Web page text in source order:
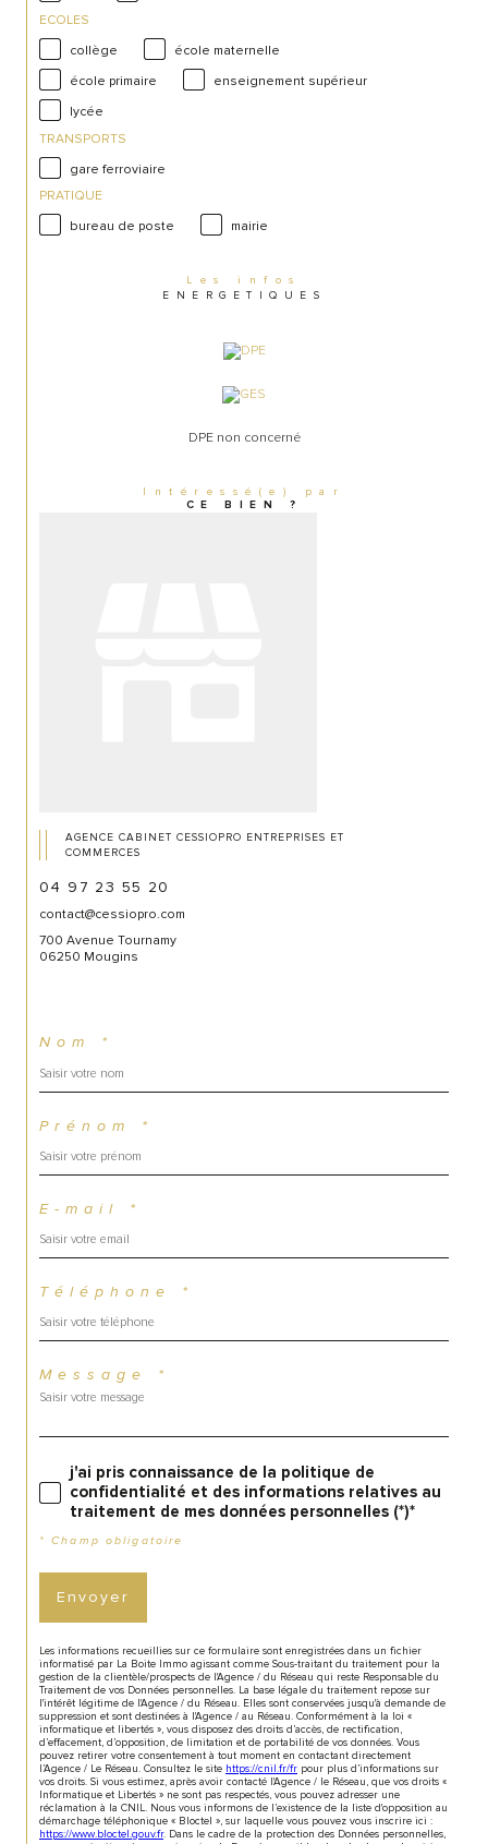
ECOLES
collège
école maternelle
école primaire
enseignement supérieur
lycée
TRANSPORTS
gare ferroviaire
PRATIQUE
bureau de poste
mairie
Les infos
ENERGETIQUES
DPE non concerné
Intéressé(e) par
CE BIEN ?
AGENCE CABINET CESSIOPRO ENTREPRISES ET
COMMERCES
04 97 23 55 20
contact@cessiopro.com
700 Avenue Tournamy
06250 Mougins
Nom *
Prénom *
E-mail *
Téléphone *
Message *
j'ai pris connaissance de la politique de
confidentialité et des informations relatives au
traitement de mes données personnelles (*)*
* Champ obligatoire
Envoyer
Les informations recueillies sur ce formulaire sont enregistrées dans un fichier
informatisé par La Boite Immo agissant comme Sous-traitant du traitement pour la
gestion de la clientèle/prospects de l'Agence / du Réseau qui reste Responsable du
Traitement de vos Données personnelles. La base légale du traitement repose sur
l'intérêt légitime de l'Agence / du Réseau. Elles sont conservées jusqu'à demande de
suppression et sont destinées à l'Agence / au Réseau. Conformément à la loi «
informatique et libertés », vous disposez des droits d’accès, de rectification,
d’effacement, d’opposition, de limitation et de portabilité de vos données. Vous
pouvez retirer votre consentement à tout moment en contactant directement
l’Agence / Le Réseau. Consultez le site https://cnil.fr/fr pour plus d’informations sur
vos droits. Si vous estimez, après avoir contacté l'Agence / le Réseau, que vos droits «
Informatique et Libertés » ne sont pas respectés, vous pouvez adresser une
réclamation à la CNIL. Nous vous informons de l’existence de la liste d'opposition au
démarchage téléphonique « Bloctel », sur laquelle vous pouvez vous inscrire ici :
https://www.bloctel.gouv.fr. Dans le cadre de la protection des Données personnelles,